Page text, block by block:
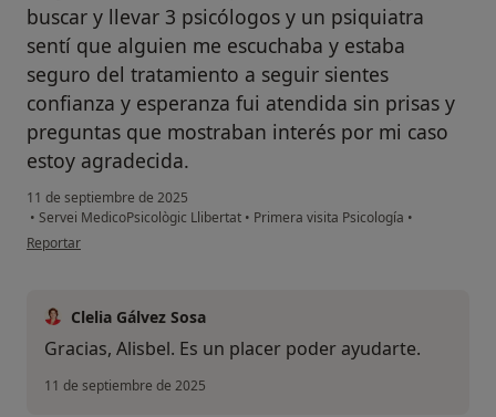
buscar y llevar 3 psicólogos y un psiquiatra
sentí que alguien me escuchaba y estaba
seguro del tratamiento a seguir sientes
confianza y esperanza fui atendida sin prisas y
preguntas que mostraban interés por mi caso
estoy agradecida.
11 de septiembre de 2025
• Servei MedicoPsicològic Llibertat • Primera visita Psicología •
en opinión del usuario Alisbel
Reportar
Clelia Gálvez Sosa
Gracias, Alisbel. Es un placer poder ayudarte.
11 de septiembre de 2025